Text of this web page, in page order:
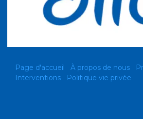
Page d'accueil À propos de nous
Interventions
Politique vie privée